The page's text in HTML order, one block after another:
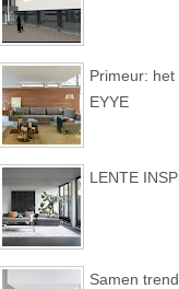
Primeur:
EYYE
LENTE
Samen